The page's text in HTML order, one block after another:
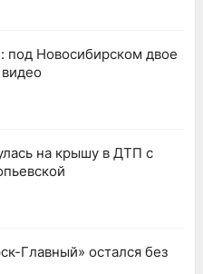
под Новосибирском двое
на крышу в ДТП с
Главный» остался без